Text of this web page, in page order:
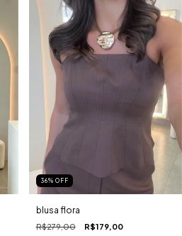
36% OFF
blusa flora
R$279,00 R$179,00